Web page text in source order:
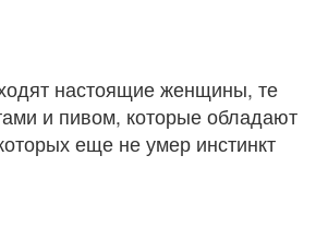
настоящие женщины, те
и пивом, которые обладают
еще не умер инстинкт